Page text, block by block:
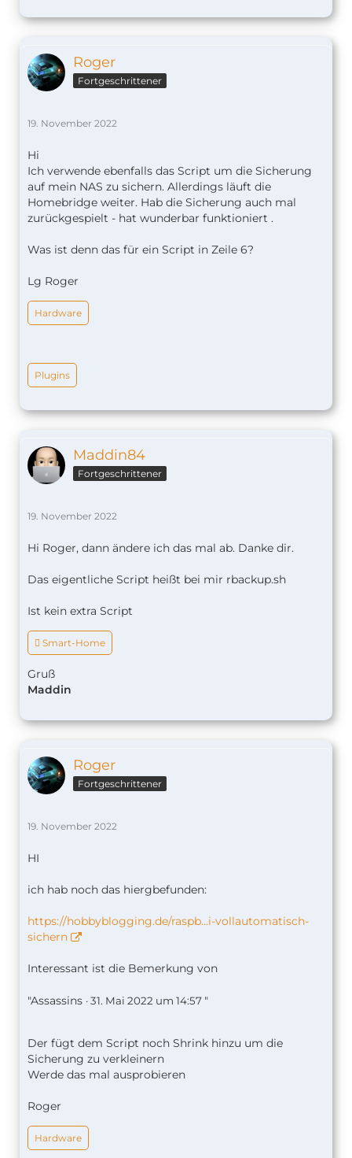
Roger
Fortgeschrittener
19. November 2022
Hi
Ich verwende ebenfalls das Script um die Sicherung
auf mein NAS zu sichern. Allerdings läuft die
Homebridge weiter. Hab die Sicherung auch mal
zurückgespielt - hat wunderbar funktioniert .
Was ist denn das für ein Script in Zeile 6?
Lg Roger
Hardware
Plugins
Maddin84
Fortgeschrittener
19. November 2022
Hi Roger, dann ändere ich das mal ab. Danke dir.
Das eigentliche Script heißt bei mir rbackup.sh
Ist kein extra Script
 Smart-Home
Gruß
Maddin
Roger
Fortgeschrittener
19. November 2022
HI
ich hab noch das hiergbefunden:
https://hobbyblogging.de/raspb…i-vollautomatisch-
sichern
Interessant ist die Bemerkung von
"Assassins · 31. Mai 2022 um 14:57 "
Der fügt dem Script noch Shrink hinzu um die
Sicherung zu verkleinern
Werde das mal ausprobieren
Roger
Hardware